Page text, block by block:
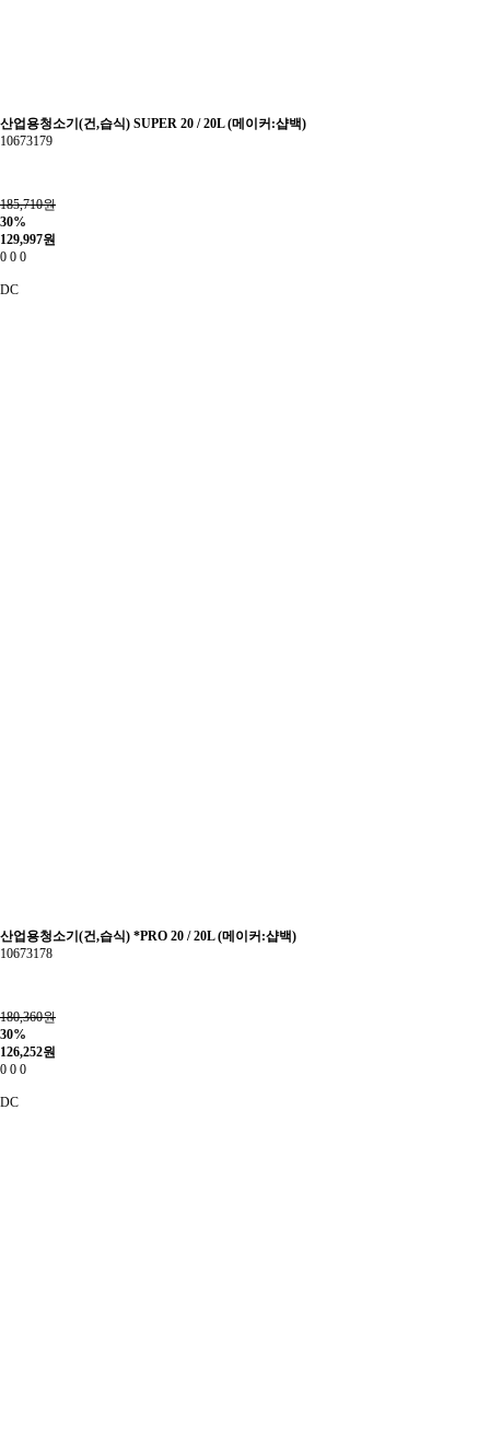
산업용청소기(건,습식) SUPER 20 / 20L (메이커:샵백)
10673179
185,710원
30%
129,997원
0 0 0
DC
산업용청소기(건,습식) *PRO 20 / 20L (메이커:샵백)
10673178
180,360원
30%
126,252원
0 0 0
DC